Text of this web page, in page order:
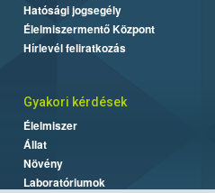
Hatósági jogsegély
Élelmiszermentő Központ
Hírlevél feliratkozás
Gyakori kérdések
Élelmiszer
Állat
Növény
Laboratóriumok